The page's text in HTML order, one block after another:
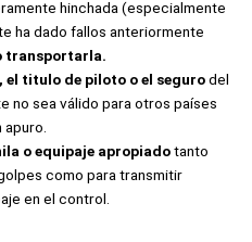
hinchada (especialmente
ha dado fallos anteriormente
transportarla.
titulo de piloto o el segurodel
no sea válido para otros países
apuro.
o equipaje apropiadotanto
como para transmitir
en el control.